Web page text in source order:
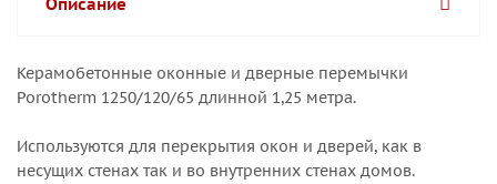
Керамобетонные оконные и дверные перемычки
Porotherm 1250/120/65 длинной 1,25 метра.
Используются для перекрытия окон и дверей, как в
несущих стенах так и во внутренних стенах домов.